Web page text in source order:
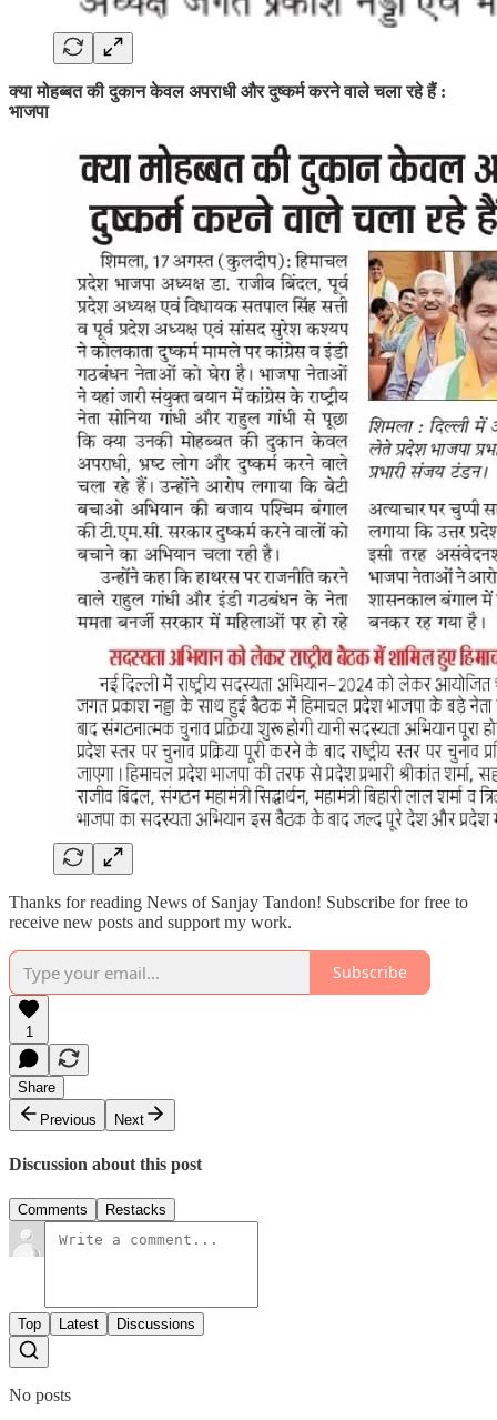
क्या मोहब्बत की दुकान केवल अपराधी और दुष्कर्म करने वाले चला रहे हैं :
भाजपा
Thanks for reading News of Sanjay Tandon! Subscribe for free to
receive new posts and support my work.
Subscribe
1
Share
Previous
Next
Discussion about this post
Comments Restacks
Top Latest Discussions
No posts